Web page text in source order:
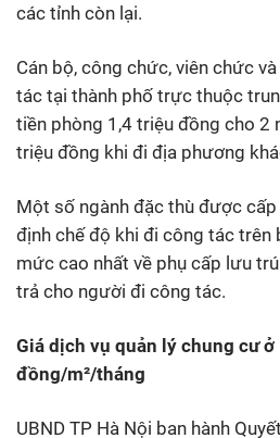
các tỉnh còn lại.
Cán bộ, công chức, viên chức
tác tại thành phố trực thuộc
tiền phòng 1,4 triệu đồng cho 2
triệu đồng khi đi địa phương
Một số ngành đặc thù được
định chế độ khi đi công tác trên
mức cao nhất về phụ cấp lưu
trả cho người đi công tác.
Giá dịch vụ quản lý chung cư
đồng/m²/tháng
UBND TP Hà Nội ban hành